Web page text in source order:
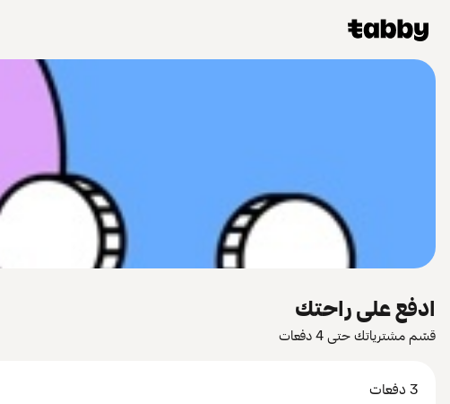
ادفع على راحتك
قسّم مشترياتك حتى 4 دفعات
3 دفعات